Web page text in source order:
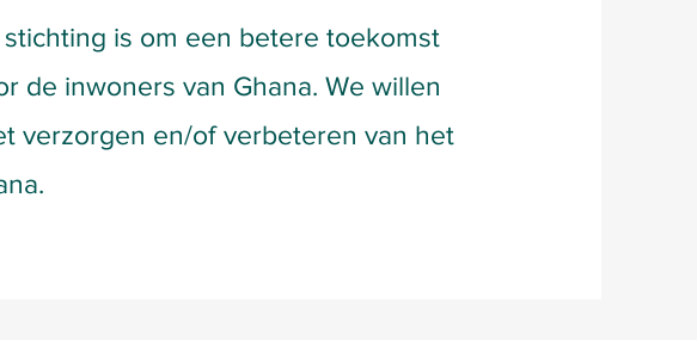
is om een betere toekomst
de inwoners van Ghana. We willen
verzorgen en/of verbeteren van het